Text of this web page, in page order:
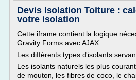
Devis Isolation Toiture :
votre isolation
Cette iframe contient la logique
Gravity Forms avec AJAX
Les différents types d'isolants
Les isolants naturels les plus
de mouton, les fibres de coco, le